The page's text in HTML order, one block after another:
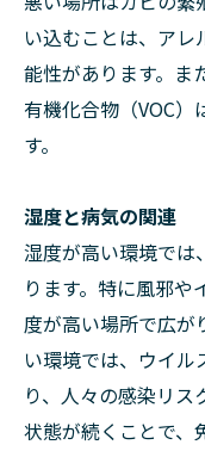
い込むことは、ア
能性があります。ま
有機化合物（VOC
す。
湿度と病気の関連
湿度が高い環境では
ります。特に風邪
度が高い場所で広が
い環境では、ウイ
り、人々の感染リス
状態が続くことで、